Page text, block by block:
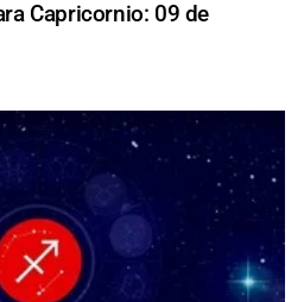
Capricornio: 09 de